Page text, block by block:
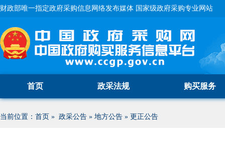
财政部唯一指定政府采购信息网络发布媒体 国家级政府采购专业网站
首页 政采法规 购买服务
当前位置： 首页 » 政采公告 » 地方公告 » 更正公告